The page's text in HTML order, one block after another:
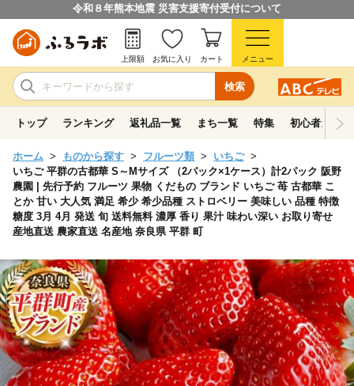
令和８年熊本地震 災害支援寄付受付について
検索
上限額 お気に入り カート メニュー
トップ ランキング 返礼品一覧 まち一覧 特集 初心者ガイド
ホーム ものから探す フルーツ類
いちご
いちご 平群の古都華 S～Mサイズ （2パック×1ケース）計2パック 阪野
農園 | 先行予約 フルーツ 果物 くだもの ブランド いちご 苺 古都華 こ
とか 甘い 大人気 満足 希少 希少品種 ストロベリー 美味しい 品種 特徴
糖度 3月 4月 発送 旬 送料無料 濃厚 香り 果汁 味わい深い お取り寄せ
産地直送 農家直送 名産地 奈良県 平群 町